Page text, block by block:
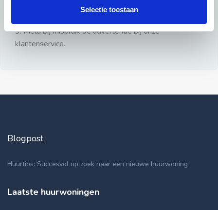
Selectie toestaan
3: Meld bij misbruik de advertentie bij onze
klantenservice.
Blogpost
Huurtips: Succesvol op zoek naar een nieuwe huurwoning
Laatste huurwoningen